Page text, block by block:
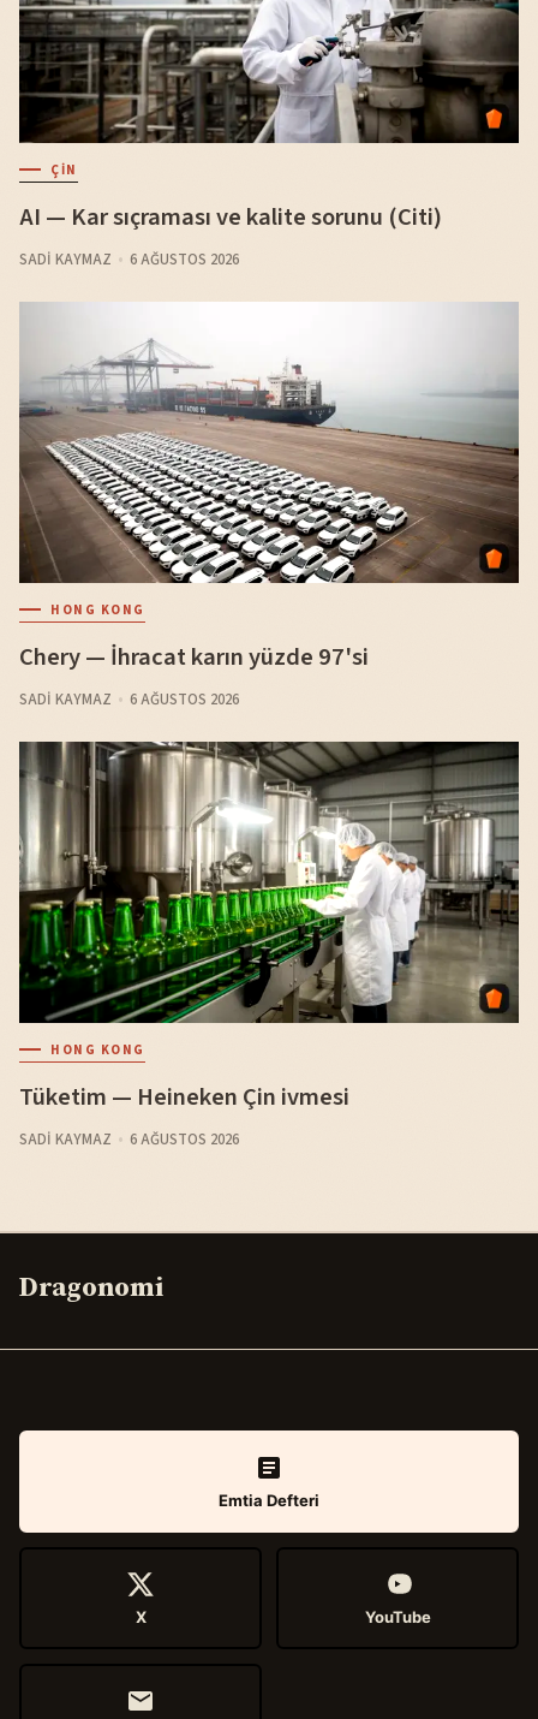
ÇIN
AI — Kar sıçraması ve kalite sorunu (Citi)
SADI KAYMAZ 6 AĞUSTOS 2026
HONG KONG
Chery — İhracat karın yüzde 97'si
SADI KAYMAZ 6 AĞUSTOS 2026
HONG KONG
Tüketim — Heineken Çin ivmesi
SADI KAYMAZ 6 AĞUSTOS 2026
Dragonomi
Emtia Defteri
X YouTube